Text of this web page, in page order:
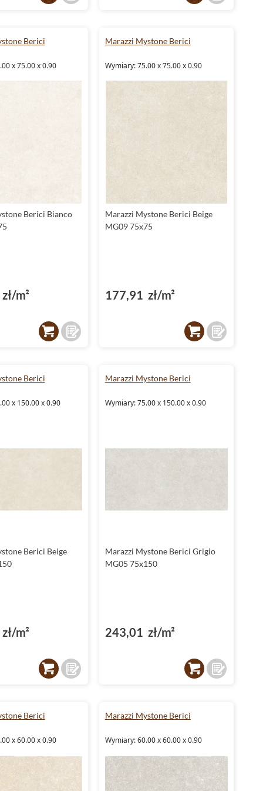
wymagających klientów. Płytki w formacie 60x120,
estetyką. Dodatkowym atutem sądekoracyjneelementy,
designu i trwałości. Kolekcja Mystone Berici to przykład
produktów, które łączą nowoczesne technologie z estetyką
Berici
x 75.00 x 0.90
Berici Bianco
m²
Marazzi Mystone Berici
Wymiary: 75.00 x 75.00 x 0.90
Marazzi Mystone Berici Beige
MG09 75x75
177,91 zł/m²
Berici
x 150.00 x 0.90
Berici Beige
m²
Marazzi Mystone Berici
Wymiary: 75.00 x 150.00 x 0.90
Marazzi Mystone Berici Grigio
MG05 75x150
243,01 zł/m²
Berici
x 60.00 x 0.90
Marazzi Mystone Berici
Wymiary: 60.00 x 60.00 x 0.90